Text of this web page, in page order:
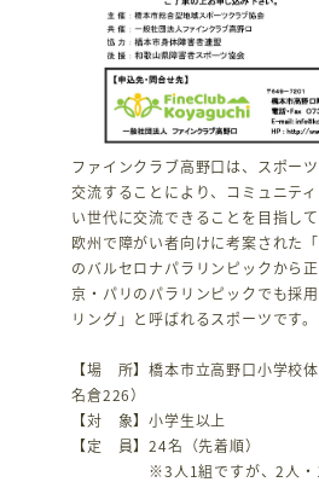
ファインクラブ高野口は、スポー
交流することにより、コミュニテ
い世代に交流できることを目指して
欧州で障がい者向けに考案された
のバルセロナパラリンピックから
京・パリのパラリンピックでも採
リング」と呼ばれるスポーツです。
【場 所】橋本市立高野口小学校
名倉226）
【対 象】小学生以上
【定 員】24名（先着順）
※3人1組ですが、2人・1人